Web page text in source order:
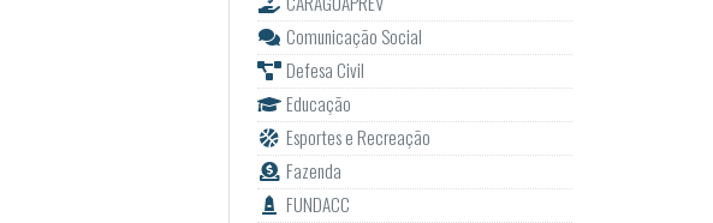
Comunicação Social
Defesa Civil
Educação
Esportes e Recreação
Fazenda
FUNDACC